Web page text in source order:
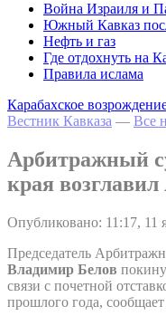
Война Израиля и
Южный Кавказ
Нефть и газ
Где отдохнуть на
Правила ислама
Карабахское
Вестник Кавказа — Все
Арбитражный
края
Опубликовано: 11:17,
Председатель
Владимир Белов
связи с почетной
прошлого года,